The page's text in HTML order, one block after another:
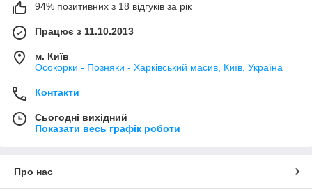
94% позитивних з 18 відгуків за рік
Працює з 11.10.2013
м. Київ
Осокорки - Позняки - Харківський масив, Київ, Україна
Контакти
Сьогодні вихідний
Показати весь графік роботи
Про нас